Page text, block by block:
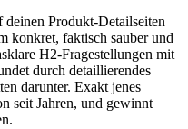
deinen Produkt-Detailseiten
konkret, faktisch sauber und
H2-Fragestellungen mit
durch detaillierendes
darunter. Exakt jenes
seit Jahren, und gewinnt